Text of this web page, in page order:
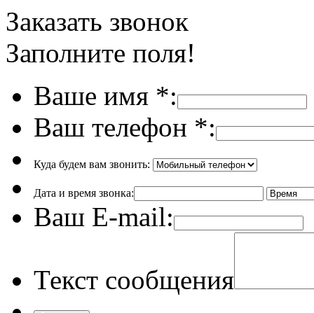
Заказать звонок
Заполните поля!
Ваше имя *:
Ваш телефон *:
Куда будем вам звонить:
Дата и время звонка:
Ваш E-mail:
Текст сообщения